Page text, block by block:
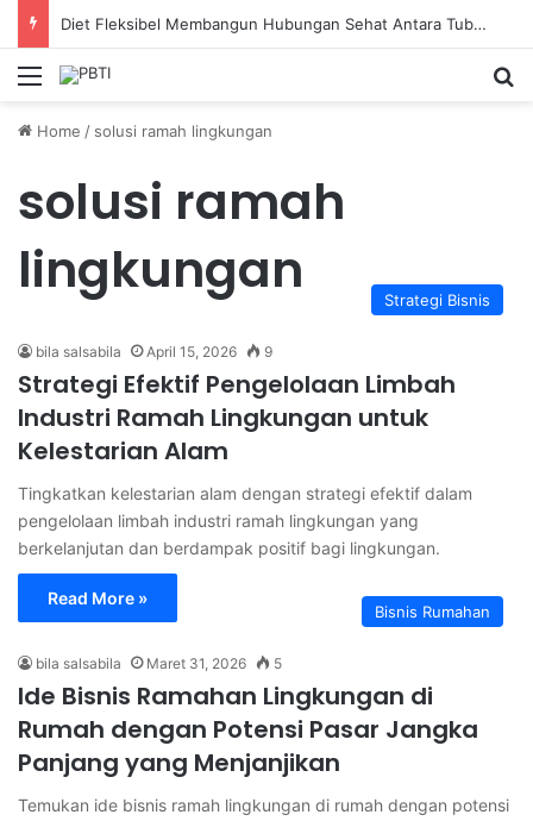
Diet Fleksibel Membangun Hubungan Sehat Antara Tubuh dan Makanan Sehari-hari
Menu
Home / solusi ramah lingkungan
solusi ramah
lingkungan
Strategi Bisnis
bila salsabila April 15, 2026 9
Strategi Efektif Pengelolaan Limbah
Industri Ramah Lingkungan untuk
Kelestarian Alam
Tingkatkan kelestarian alam dengan strategi efektif dalam
pengelolaan limbah industri ramah lingkungan yang
berkelanjutan dan berdampak positif bagi lingkungan.
Read More »
Bisnis Rumahan
bila salsabila Maret 31, 2026 5
Ide Bisnis Ramahan Lingkungan di
Rumah dengan Potensi Pasar Jangka
Panjang yang Menjanjikan
Temukan ide bisnis ramah lingkungan di rumah dengan potensi